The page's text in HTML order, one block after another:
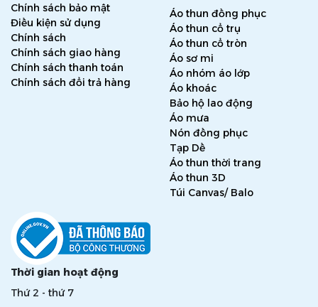
Chính sách bảo mật
Điều kiện sử dụng
Chính sách
Chính sách giao hàng
Chính sách thanh toán
Chính sách đổi trả hàng
Áo thun đồng phục
Áo thun cổ trụ
Áo thun cổ tròn
Áo sơ mi
Áo nhóm áo lớp
Áo khoác
Bảo hộ lao động
Áo mưa
Nón đồng phục
Tạp Dề
Áo thun thời trang
Áo thun 3D
Túi Canvas/ Balo
Thời gian hoạt động
Thứ 2 - thứ 7